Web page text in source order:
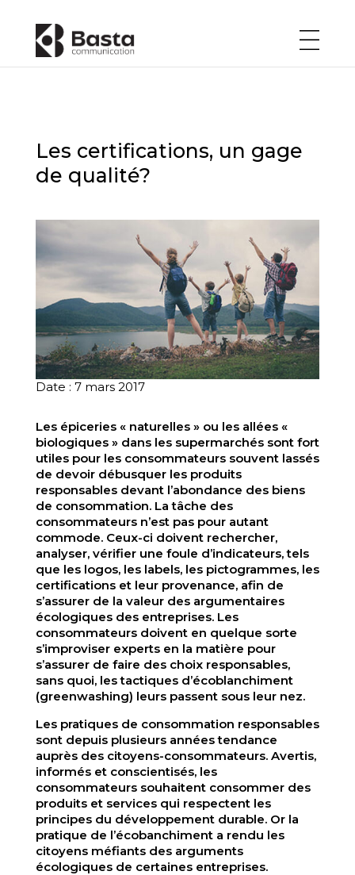
Les certifications, un gage
de qualité?
Date : 7 mars 2017
Les épiceries « naturelles » ou les allées «
biologiques » dans les supermarchés sont fort
utiles pour les consommateurs souvent lassés
de devoir débusquer les produits
responsables devant l’abondance des biens
de consommation. La tâche des
consommateurs n’est pas pour autant
commode. Ceux-ci doivent rechercher,
analyser, vérifier une foule d’indicateurs, tels
que les logos, les labels, les pictogrammes, les
certifications et leur provenance, afin de
s’assurer de la valeur des argumentaires
écologiques des entreprises. Les
consommateurs doivent en quelque sorte
s’improviser experts en la matière pour
s’assurer de faire des choix responsables,
sans quoi, les tactiques d’écoblanchiment
(greenwashing) leurs passent sous leur nez.
Les pratiques de consommation responsables
sont depuis plusieurs années tendance
auprès des citoyens-consommateurs. Avertis,
informés et conscientisés, les
consommateurs souhaitent consommer des
produits et services qui respectent les
principes du développement durable. Or la
pratique de l’écobanchiment a rendu les
citoyens méfiants des arguments
écologiques de certaines entreprises.